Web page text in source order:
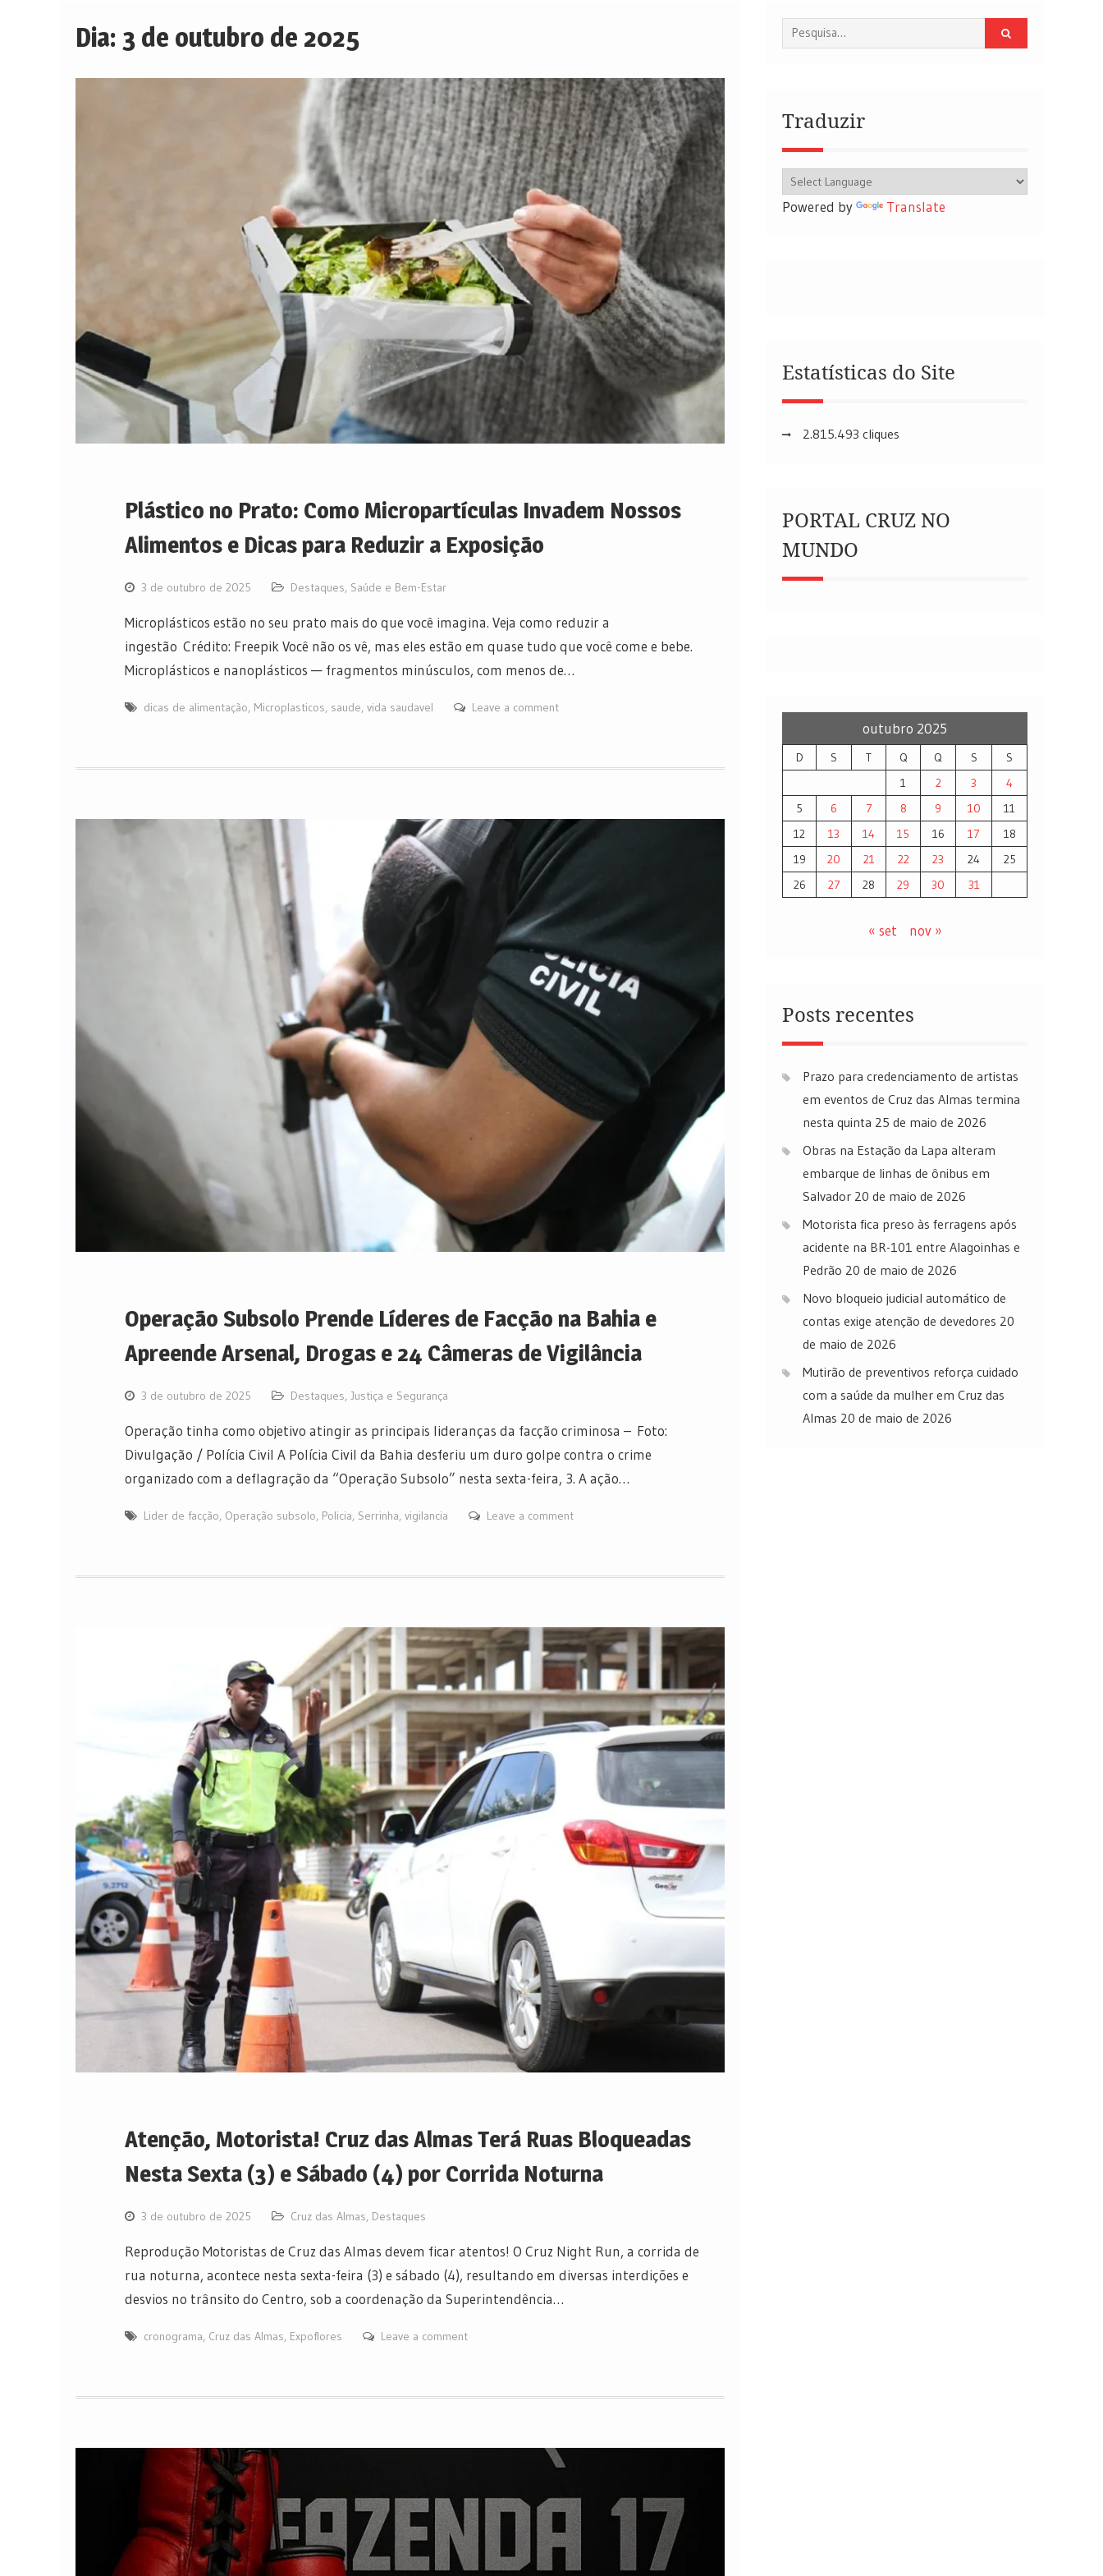
Dia: 3 de outubro de 2025
Plástico no Prato: Como Micropartículas Invadem Nossos
Alimentos e Dicas para Reduzir a Exposição
3 de outubro de 2025 Destaques, Saúde e Bem-Estar
Microplásticos estão no seu prato mais do que você imagina. Veja como reduzir a
ingestão Crédito: Freepik Você não os vê, mas eles estão em quase tudo que você come e bebe.
Microplásticos e nanoplásticos — fragmentos minúsculos, com menos de…
dicas de alimentação, Microplasticos, saude, vida saudavel Leave a comment
Operação Subsolo Prende Líderes de Facção na Bahia e
Apreende Arsenal, Drogas e 24 Câmeras de Vigilância
3 de outubro de 2025 Destaques, Justiça e Segurança
Operação tinha como objetivo atingir as principais lideranças da facção criminosa – Foto:
Divulgação / Polícia Civil A Polícia Civil da Bahia desferiu um duro golpe contra o crime
organizado com a deflagração da “Operação Subsolo” nesta sexta-feira, 3. A ação…
Lider de facção, Operação subsolo, Policia, Serrinha, vigilancia Leave a comment
Atenção, Motorista! Cruz das Almas Terá Ruas Bloqueadas
Nesta Sexta (3) e Sábado (4) por Corrida Noturna
3 de outubro de 2025 Cruz das Almas, Destaques
Reprodução Motoristas de Cruz das Almas devem ficar atentos! O Cruz Night Run, a corrida de
rua noturna, acontece nesta sexta-feira (3) e sábado (4), resultando em diversas interdições e
desvios no trânsito do Centro, sob a coordenação da Superintendência…
cronograma, Cruz das Almas, Expoflores Leave a comment
Procurar
por:
Traduzir
Powered by Translate
Estatísticas do Site
2.815.493 cliques
PORTAL CRUZ NO
MUNDO
outubro 2025
D S T Q Q S
S
1
2 3
4
5
6 7 8 9 10
11
12
13 14 15 16 17
18
19
20 21 22 23 24
25
26
27 28 29 30 31
« set nov »
Posts recentes
Prazo para credenciamento de artistas
em eventos de Cruz das Almas termina
nesta quinta 25 de maio de 2026
Obras na Estação da Lapa alteram
embarque de linhas de ônibus em
Salvador 20 de maio de 2026
Motorista fica preso às ferragens após
acidente na BR-101 entre Alagoinhas e
Pedrão 20 de maio de 2026
Novo bloqueio judicial automático de
contas exige atenção de devedores 20
de maio de 2026
Mutirão de preventivos reforça cuidado
com a saúde da mulher em Cruz das
Almas 20 de maio de 2026